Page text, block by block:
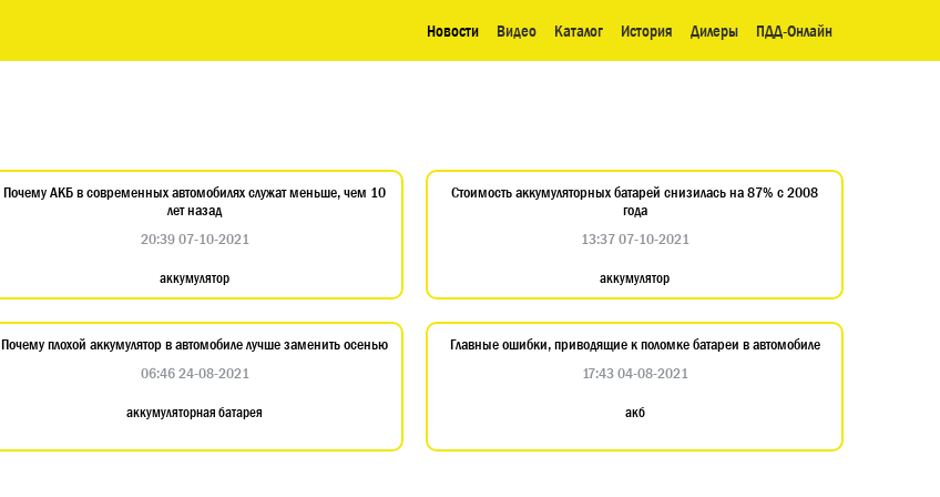
Новости Видео Каталог История Дилеры ПДД-Онлайн
Почему АКБ в современных автомобилях служат меньше, чем 10
лет назад
20:39 07-10-2021
аккумулятор
Стоимость аккумуляторных батарей снизилась на 87% с 2008
года
13:37 07-10-2021
аккумулятор
Почему плохой аккумулятор в автомобиле лучше заменить осенью
06:46 24-08-2021
аккумуляторная батарея
Главные ошибки, приводящие к поломке батареи в автомобиле
17:43 04-08-2021
акб